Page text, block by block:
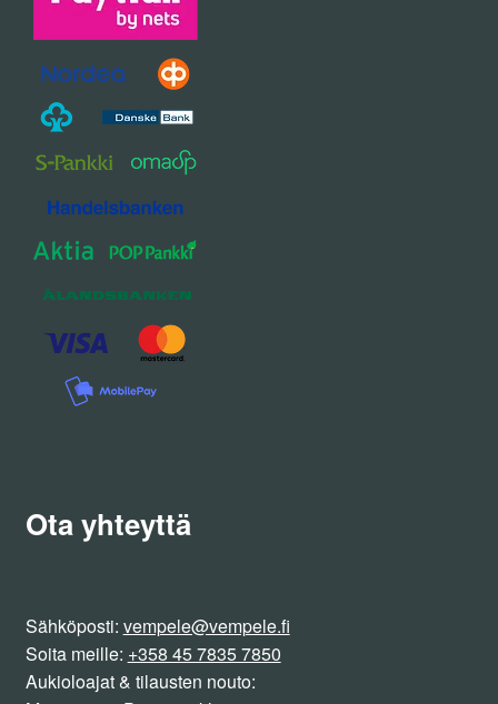
Ota yhteyttä
Sähköposti: vempele@vempele.fi
Soita meille: +358 45 7835 7850
Aukioloajat & tilausten nouto: